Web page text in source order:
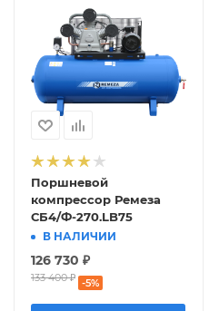
Поршневой
компрессор Ремеза
СБ4/Ф-270.LB75
В НАЛИЧИИ
126 730 ₽
133 400₽ -5%